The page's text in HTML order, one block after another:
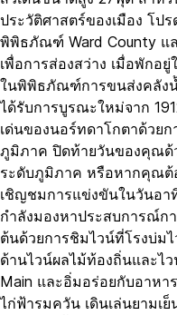
ประวัติศาสตร์ของเมือง โป
พิพิธภัณฑ์ Ward County
เพื่อการส่องสว่าง เมื่อพักอ
ในพิพิธภัณฑ์การขนส่งคลัง
ได้รับการบูรณะใหม่จาก
เด่นของนอร์ทดาโกตาด้วย
ภูมิภาค ปิดท้ายวันของคุณด้
ระดับภูมิภาค หรือหากคุณต้
เชิญชมการแข่งขันในวันอ
กำลังมองหาประสบการณ์ก
ต้นด้วยการชิมไวน์ที่โรงบ่ม
ด้านไวน์ผลไม้ท้องถิ่นและไ
Main และอิ่มอร่อยกับอาหา
ไก่ฟ้ารมควัน เดินเล่นยามเ